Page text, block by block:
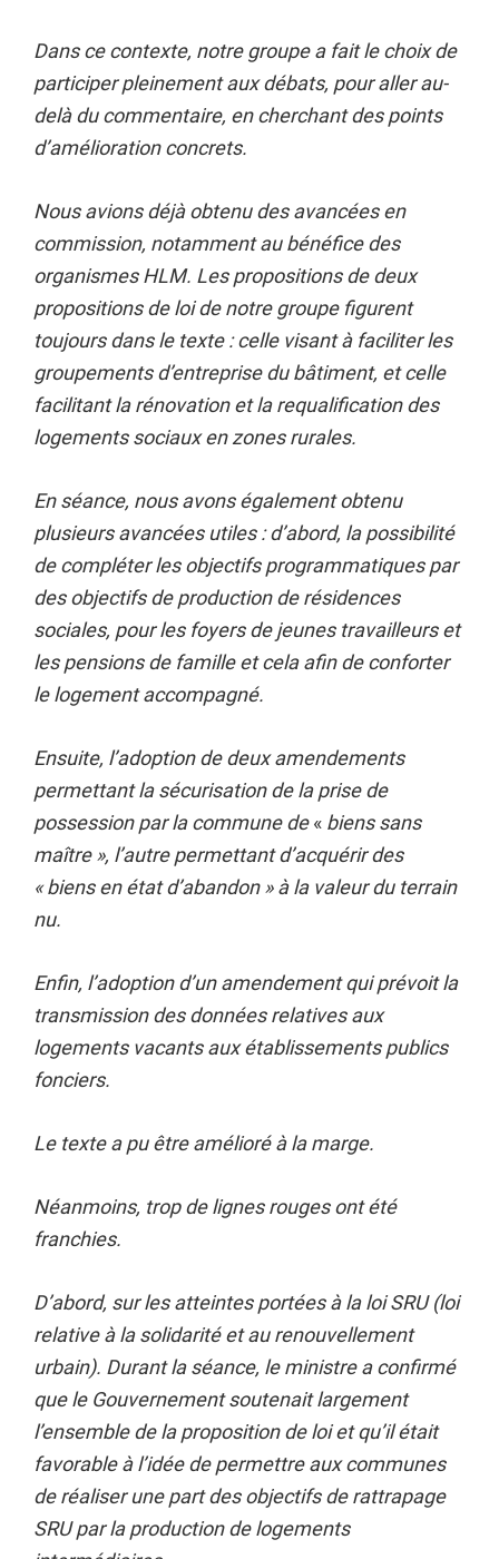
Dans ce contexte, notre groupe a fait le choix de
participer pleinement aux débats, pour aller au-
delà du commentaire, en cherchant des points
d’amélioration concrets.
Nous avions déjà obtenu des avancées en
commission, notamment au bénéfice des
organismes HLM. Les propositions de deux
propositions de loi de notre groupe figurent
toujours dans le texte : celle visant à faciliter les
groupements d’entreprise du bâtiment, et celle
facilitant la rénovation et la requalification des
logements sociaux en zones rurales.
En séance, nous avons également obtenu
plusieurs avancées utiles : d’abord, la possibilité
de compléter les objectifs programmatiques par
des objectifs de production de résidences
sociales, pour les foyers de jeunes travailleurs et
les pensions de famille et cela afin de conforter
le logement accompagné.
Ensuite, l’adoption de deux amendements
permettant la sécurisation de la prise de
possession par la commune de« biens sans
maître », l’autre permettant d’acquérir des
« biens en état d’abandon » à la valeur du terrain
nu.
Enfin, l’adoption d’un amendement qui prévoit la
transmission des données relatives aux
logements vacants aux établissements publics
fonciers.
Le texte a pu être amélioré à la marge.
Néanmoins, trop de lignes rouges ont été
franchies.
D’abord, sur les atteintes portées à la loi SRU (loi
relative à la solidarité et au renouvellement
urbain). Durant la séance, le ministre a confirmé
que le Gouvernement soutenait largement
l’ensemble de la proposition de loi et qu’il était
favorable à l’idée de permettre aux communes
de réaliser une part des objectifs de rattrapage
SRU par la production de logements